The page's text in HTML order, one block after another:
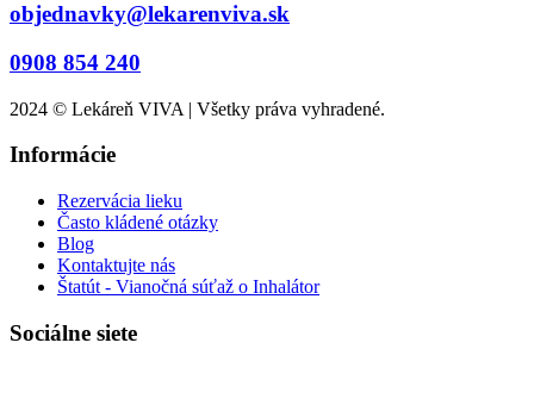
objednavky@lekarenviva.sk
0908 854 240
2024 © Lekáreň VIVA | Všetky práva vyhradené.
Informácie
Rezervácia lieku
Často kládené otázky
Blog
Kontaktujte nás
Štatút - Vianočná súťaž o Inhalátor
Sociálne siete